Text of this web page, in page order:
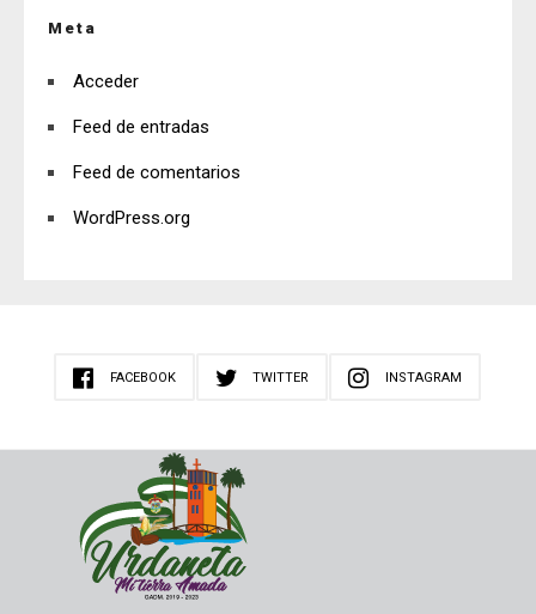
Meta
Acceder
Feed de entradas
Feed de comentarios
WordPress.org
FACEBOOK TWITTER INSTAGRAM